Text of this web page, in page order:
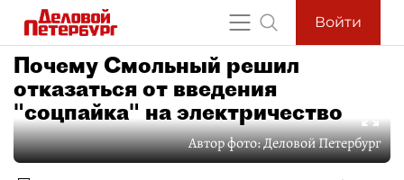
Войти
Почему Смольный решил
отказаться от введения
"соцпайка" на электричество
Автор фото:Деловой Петербург